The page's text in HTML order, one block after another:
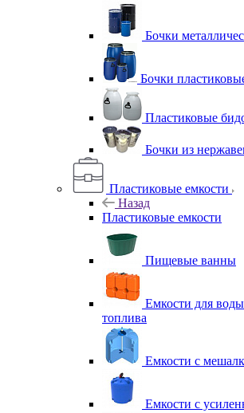
Бочки
Бочки
Пластиковые
Бочки из
Пластиковые емкости
Назад
Пластиковые емкости
Пищевые ванны
Емкости для
топлива
Емкости с
Емкости с